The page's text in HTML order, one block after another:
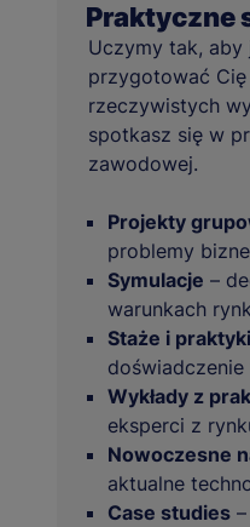
Praktyczne
Uczymy tak, aby
przygotować
rzeczywistych
spotkasz się w
zawodowej.
Projekty
problemy
Symulacje –
warunkach
Staże i praktyki
Wykłady z
eksperci z
Nowoczesne
aktualne
Case studies